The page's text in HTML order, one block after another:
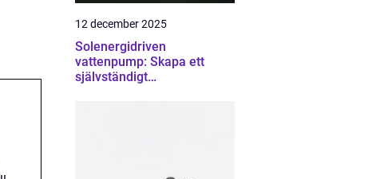
12 december 2025
Solenergidriven
vattenpump: Skapa ett
självständigt